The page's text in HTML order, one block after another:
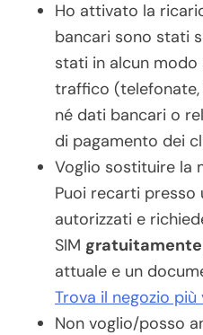
Ho attivato la
bancari sono stati
stati in alcun
traffico (telefonate,
né dati bancari o
di pagamento dei
Voglio sostituire la
Puoi recarti
autorizzati e
SIM gratuitamente
attuale e un
Trova il negozio
Non voglio/posso